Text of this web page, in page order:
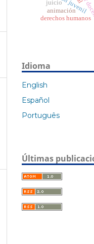
derechos humanos
juicio
animación
Idioma
English
Español
Português
Últimas